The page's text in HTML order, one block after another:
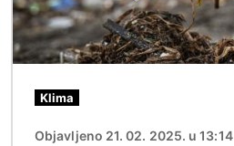
Klima
Objavljeno 21. 02. 2025. u 13:14